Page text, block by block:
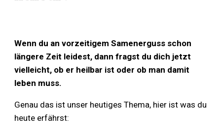
Wenn du an vorzeitigem Samenerguss schon
längere Zeit leidest, dann fragst du dich jetzt
vielleicht, ob er heilbar ist oder ob man damit
leben muss.
Genau das ist unser heutiges Thema, hier ist was du
heute erfährst: